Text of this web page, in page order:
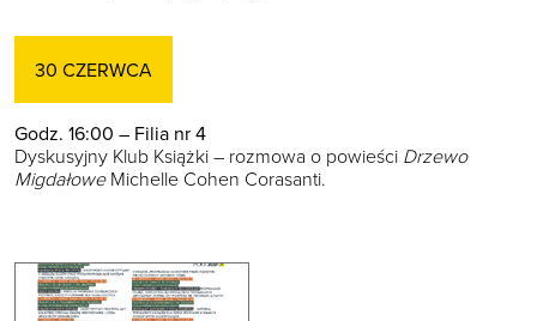
30 CZERWCA
Godz. 16:00 – Filia nr 4
Dyskusyjny Klub Książki – rozmowa o powieści Drzewo
Migdałowe Michelle Cohen Corasanti.